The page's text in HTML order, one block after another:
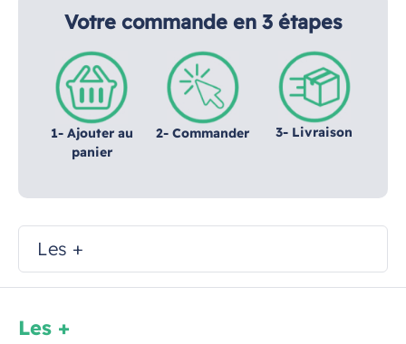
Votre commande en 3 étapes
1- Ajouter au
panier
2- Commander 3- Livraison
Les +
Les +